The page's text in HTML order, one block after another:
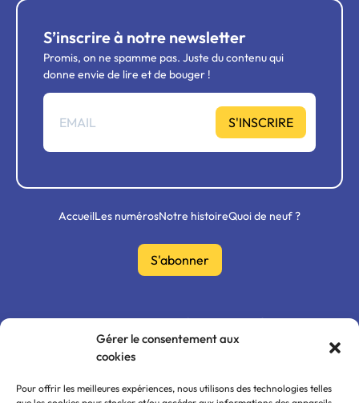
Gérer le consentement aux
cookies
Pour offrir les meilleures expériences, nous utilisons des technologies telles
AccueilLes numérosNotre histoireQuoi de neuf ?
S'abonner
Mon compteFAQ0ù nous trouver ?
S’inscrire à notre newsletter
Promis, on ne spamme pas. Juste du contenu qui
donne envie de lire et de bouger !
S'INSCRIRE